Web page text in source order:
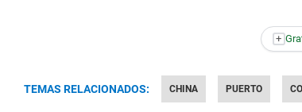
+
TEMAS RELACIONADOS: CHINA PUERTO